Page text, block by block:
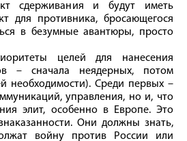
сдерживания и будут иметь
для противника, бросающегося
в безумные авантюры, просто
целей для нанесения
– сначала неядерных, потом
необходимости). Среди первых –
управления, но и, что
элит, особенно в Европе. Это
Они должны знать,
войну против России или